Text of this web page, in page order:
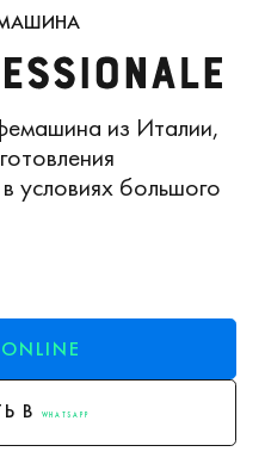
из Италии,
условиях большого
ONLINE
В WHATSAPP